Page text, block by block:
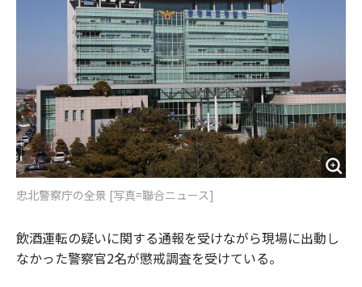
忠北警察庁の全景 [写真=聯合ニュース]
飲酒運転の疑いに関する通報を受けながら現場に出動し
なかった警察官2名が懲戒調査を受けている。